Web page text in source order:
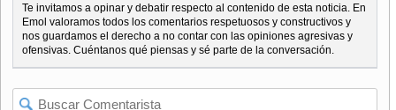
Te invitamos a opinar y debatir respecto al contenido de esta noticia. En
Emol valoramos todos los comentarios respetuosos y constructivos y
nos guardamos el derecho a no contar con las opiniones agresivas y
ofensivas. Cuéntanos qué piensas y sé parte de la conversación.